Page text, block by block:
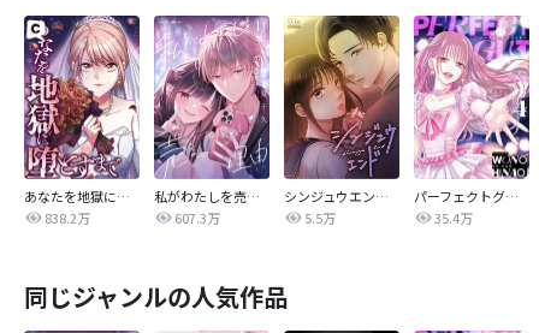
あなたを地獄に堕とすまで
838.2万
私がわたしを売る理由
607.3万
シンジュウエンド【タテヨミ】
5.5万
パーフェクトグリッター
35.4万
同じジャンルの人気作品